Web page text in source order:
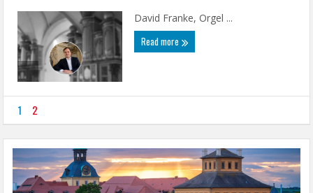
David Franke, Orgel ...
Read more
1 2